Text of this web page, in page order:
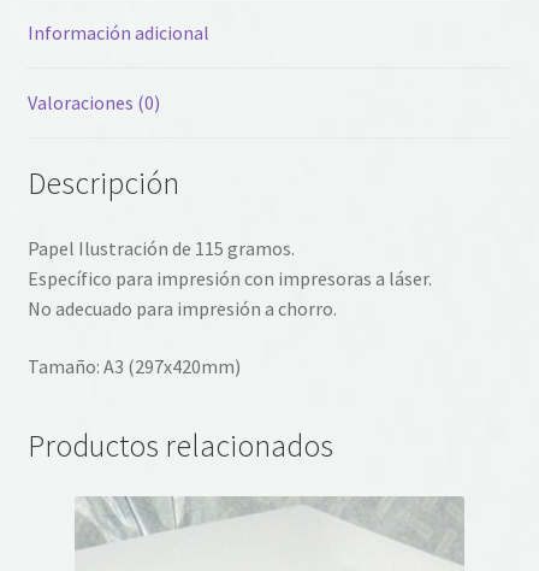
Información adicional
Valoraciones (0)
Descripción
Papel Ilustración de 115 gramos.
Específico para impresión con impresoras a láser.
No adecuado para impresión a chorro.
Tamaño: A3 (297x420mm)
Productos relacionados